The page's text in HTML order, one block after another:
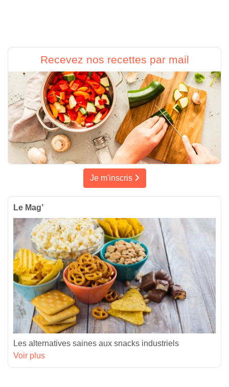
Recevez nos recettes par mail
Je m'inscris
Le Mag’
Les alternatives saines aux snacks industriels
Voir plus